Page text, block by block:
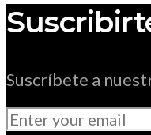
Suscríbete a